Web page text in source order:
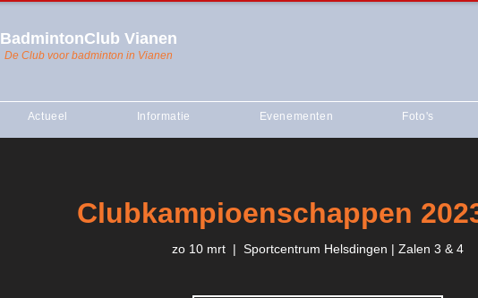
BadmintonClub Vianen
De Club voor badminton in Vianen
Actueel Informatie Evenementen Foto's
Clubkampioenschappen
zo 10 mrt
  |
Sportcentrum Helsdingen | Zalen 3 & 4